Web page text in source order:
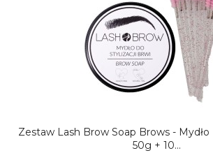
Zestaw Lash Brow Soap Brows -
50g + 10...